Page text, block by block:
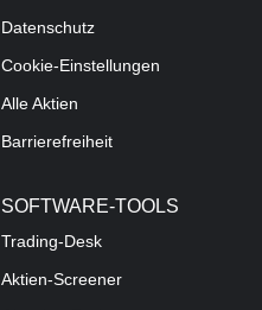
Datenschutz
Cookie-Einstellungen
Alle Aktien
Barrierefreiheit
SOFTWARE-TOOLS
Trading-Desk
Aktien-Screener